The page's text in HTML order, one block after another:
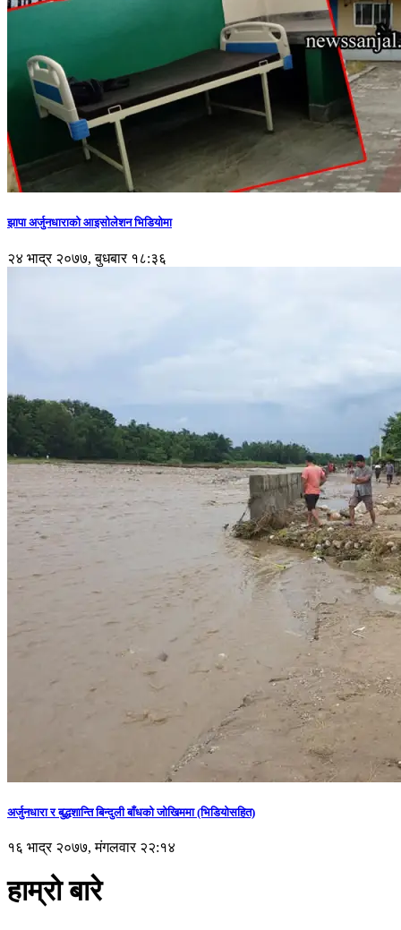
झापा अर्जुनधाराको आइसोलेशन भिडियोमा
२४ भाद्र २०७७, बुधबार १८:३६
अर्जुनधारा र बुद्धशान्ति बिन्दुली बाँधको जोखिममा (भिडियाेसहित)
१६ भाद्र २०७७, मंगलवार २२:१४
हाम्रो बारे